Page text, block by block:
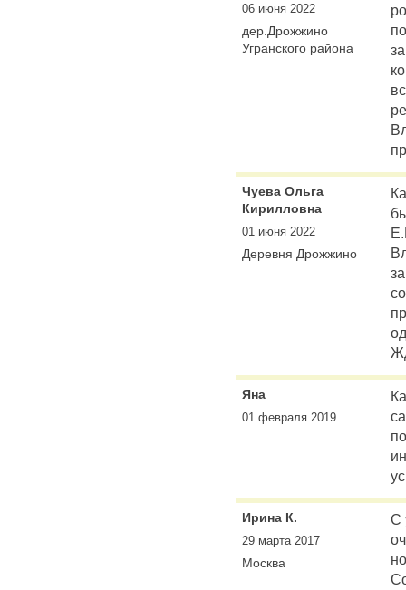
06 июня 2022
дер.Дрожжино
Угранского района
Чуева Ольга
Кирилловна
01 июня 2022
Деревня Дрожжино
Яна
01 февраля 2019
Ирина К.
29 марта 2017
Москва
С